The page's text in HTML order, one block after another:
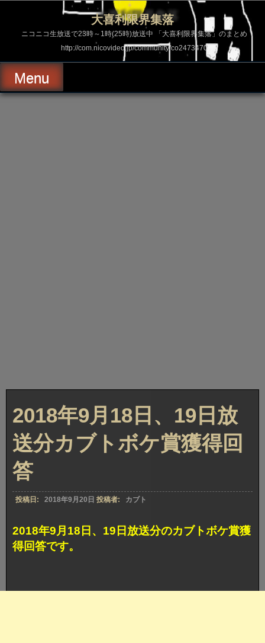
ス
ッ
プ
大喜利限界集落
ニコニコ生放送で23時～1時(25時)放送中 「大喜利限界集落」のまとめ
http://com.nicovideo.jp/community/co2473470
Menu
2018年9月18日、19日放
送分カブトボケ賞獲得回
答
投稿日: 2018年9月20日 投稿者: カブト
2018年9月18日、19日放送分のカブトボケ賞獲
得回答です。